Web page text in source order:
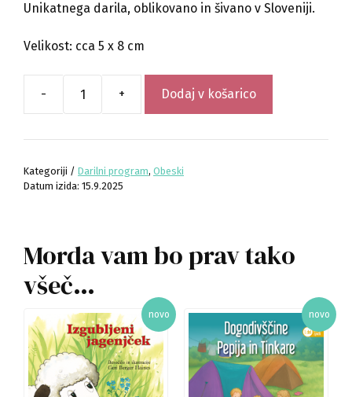
Unikatnega darila, oblikovano in šivano v Sloveniji.
Velikost: cca 5 x 8 cm
-
obesek
ovčka
+ Dodaj v košarico
Kategoriji / Darilni program, Obeski
Datum izida: 15.9.2025
Morda vam bo prav tako
všeč…